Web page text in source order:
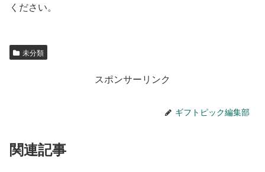
ギフト選びの失敗を防ぐポイント
レビューを複数確認し、人気度をチェック。ギフト設定可
能なものを優先。金額は相手との関係性に合わせ、3,000
円〜10,000円が目安。メッセージで想いを伝えます。
Amazonと楽天の両方を比較すれば、ベストな選択肢が見
活用しましょう。